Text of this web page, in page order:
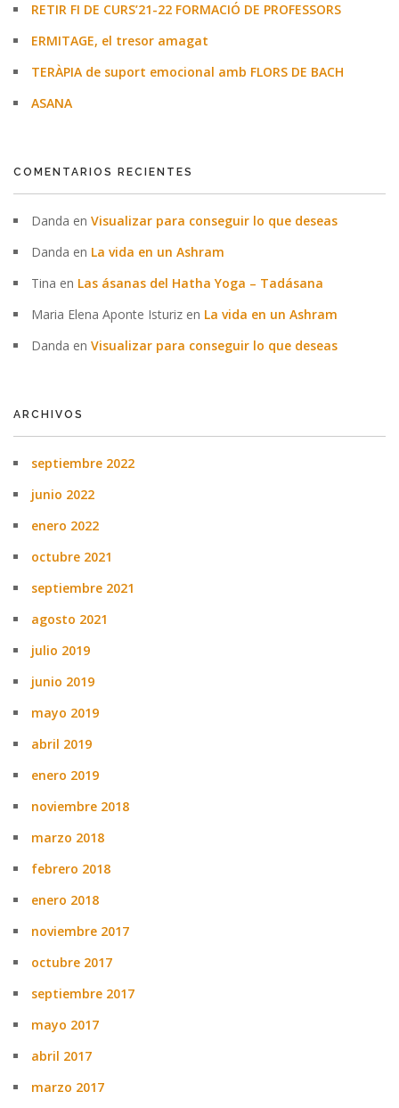
RETIR FI DE CURS’21-22 FORMACIÓ DE PROFESSORS
ERMITAGE, el tresor amagat
TERÀPIA de suport emocional amb FLORS DE BACH
ASANA
COMENTARIOS RECIENTES
Danda en Visualizar para conseguir lo que deseas
Danda en La vida en un Ashram
Tina en Las ásanas del Hatha Yoga – Tadásana
Maria Elena Aponte Isturiz en La vida en un Ashram
Danda en Visualizar para conseguir lo que deseas
ARCHIVOS
septiembre 2022
junio 2022
enero 2022
octubre 2021
septiembre 2021
agosto 2021
julio 2019
junio 2019
mayo 2019
abril 2019
enero 2019
noviembre 2018
marzo 2018
febrero 2018
enero 2018
noviembre 2017
octubre 2017
septiembre 2017
mayo 2017
abril 2017
marzo 2017